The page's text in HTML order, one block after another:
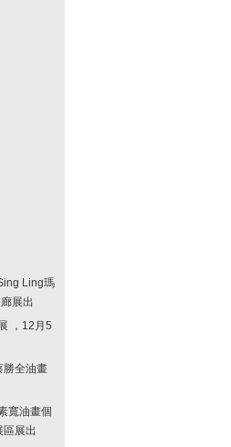
Ling瑪
展出
，12月5
勝全油畫
寬油畫個
展出